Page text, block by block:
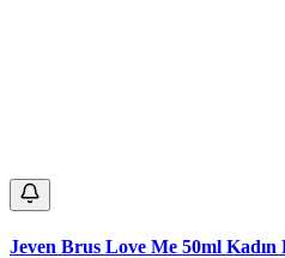
Jeven Brus Love Me 50ml Kadın